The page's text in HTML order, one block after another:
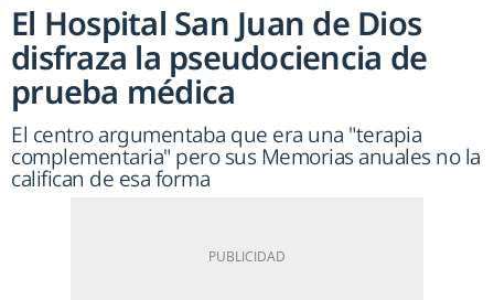
El Hospital San Juan de Dios
disfraza la pseudociencia de
prueba médica
El centro argumentaba que era una "terapia
complementaria" pero sus Memorias anuales no la
califican de esa forma